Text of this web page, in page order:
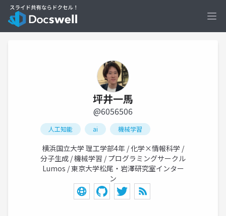
坪井一馬
@6056506
人工知能 ai 機械学習
横浜国立大学 理工学部4年 / 化学×情報科学 /
分子生成 / 機械学習 / プログラミングサークル
Lumos / 東京大学松尾・岩澤研究室インター
ン